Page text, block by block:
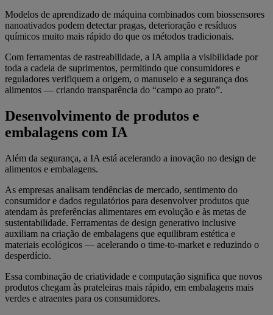
Modelos de aprendizado de máquina combinados com biossensores
nanoativados podem detectar pragas, deterioração e resíduos
químicos muito mais rápido do que os métodos tradicionais.
Com ferramentas de rastreabilidade, a IA amplia a visibilidade por
toda a cadeia de suprimentos, permitindo que consumidores e
reguladores verifiquem a origem, o manuseio e a segurança dos
alimentos — criando transparência do “campo ao prato”.
Desenvolvimento de produtos e
embalagens com IA
Além da segurança, a IA está acelerando a inovação no design de
alimentos e embalagens.
As empresas analisam tendências de mercado, sentimento do
consumidor e dados regulatórios para desenvolver produtos que
atendam às preferências alimentares em evolução e às metas de
sustentabilidade. Ferramentas de design generativo inclusive
auxiliam na criação de embalagens que equilibram estética e
materiais ecológicos — acelerando o time-to-market e reduzindo o
desperdício.
Essa combinação de criatividade e computação significa que novos
produtos chegam às prateleiras mais rápido, em embalagens mais
verdes e atraentes para os consumidores.